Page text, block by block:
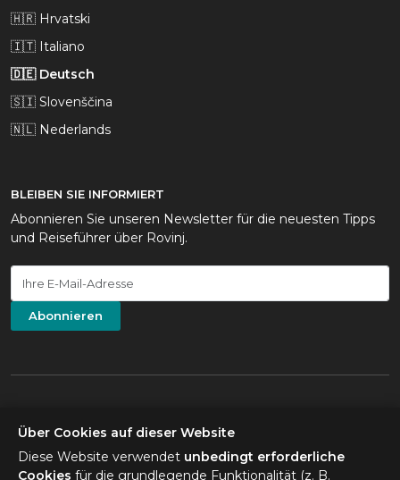
🇭🇷 Hrvatski
🇮🇹 Italiano
🇩🇪 Deutsch
🇸🇮 Slovenščina
🇳🇱 Nederlands
BLEIBEN SIE INFORMIERT
Abonnieren Sie unseren Newsletter für die neuesten Tipps
und Reiseführer über Rovinj.
Abonnieren
© Visit Rovinj 2010–2026. Alle Rechte vorbehalten.
Planen Sie Ihre Reise?
Fragen Sie mich zu
Über Cookies auf dieser Website
Diese Website verwendet unbedingt erforderliche
Cookies für die grundlegende Funktionalität (z. B.